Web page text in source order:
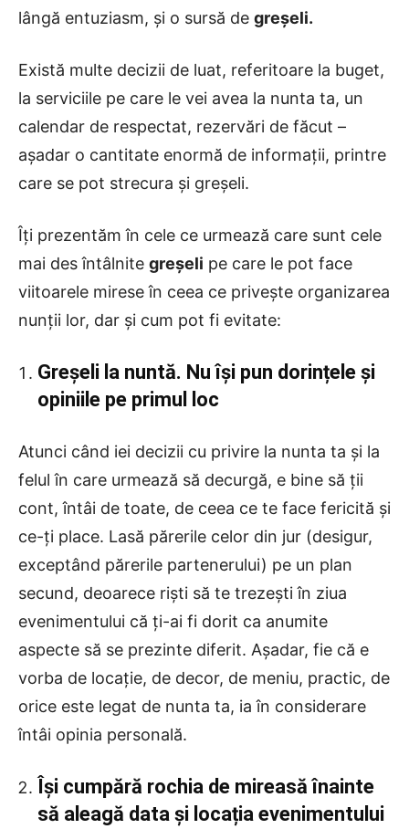
lângă entuziasm, și o sursă de greșeli.
Există multe decizii de luat, referitoare la buget,
la serviciile pe care le vei avea la nunta ta, un
calendar de respectat, rezervări de făcut –
așadar o cantitate enormă de informații, printre
care se pot strecura și greșeli.
Îți prezentăm în cele ce urmează care sunt cele
mai des întâlnite greșeli pe care le pot face
viitoarele mirese în ceea ce privește organizarea
nunții lor, dar și cum pot fi evitate:
Greșeli la nuntă. Nu își pun dorințele și
opiniile pe primul loc
Atunci când iei decizii cu privire la nunta ta și la
felul în care urmează să decurgă, e bine să ții
cont, întâi de toate, de ceea ce te face fericită și
ce-ți place. Lasă părerile celor din jur (desigur,
exceptând părerile partenerului) pe un plan
secund, deoarece riști să te trezești în ziua
evenimentului că ți-ai fi dorit ca anumite
aspecte să se prezinte diferit. Așadar, fie că e
vorba de locație, de decor, de meniu, practic, de
orice este legat de nunta ta, ia în considerare
întâi opinia personală.
Își cumpără rochia de mireasă înainte
să aleagă data și locația evenimentului